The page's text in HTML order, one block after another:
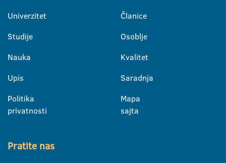
Univerzitet
Studije
Nauka
Upis
Politika
privatnosti
Članice
Osoblje
Kvalitet
Saradnja
Mapa
sajta
Pratite nas